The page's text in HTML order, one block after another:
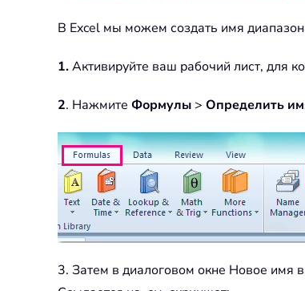
В Excel мы можем создать имя
1.Активируйте ваш рабочий лист, для
2. Нажмите Формулы > Определить
3. Затем в диалоговом окне Новое имя